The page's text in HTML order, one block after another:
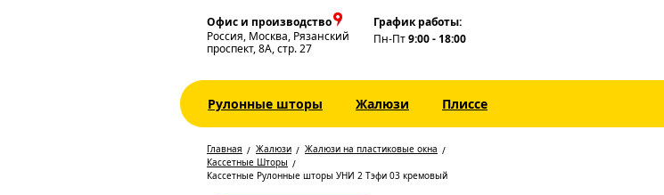
Офис и производство
Россия, Москва, Рязанский
проспект, 8А, стр. 27
График работы:
Пн-Пт9:00 - 18:00
Рулонные шторы Жалюзи Плиссе
Главная Жалюзи
Жалюзи на пластиковые окна
Кассетные Шторы
Кассетные Рулонные шторы УНИ 2 Тэфи 03 кремовый